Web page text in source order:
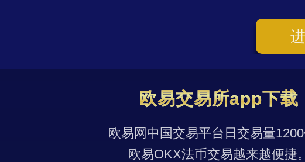
欧易交易所app下载
欧易网中国交易平台日交易量
欧易OKX法币交易越来越便捷。